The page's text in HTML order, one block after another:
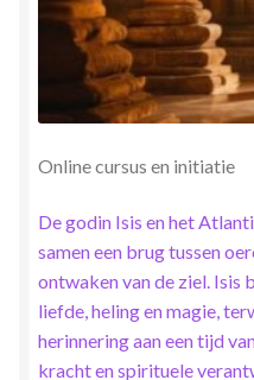
Mindfulness en
Narcisme
in woord en beeld
Priesteressen van Isis-
Privacybeleid
Stress en Burn-out
Online cursus en initiatie
De godin Isis en het
samen een brug tussen
ontwaken van de ziel. Isis
liefde, heling en magie,
herinnering aan een tijd
kracht en spirituele